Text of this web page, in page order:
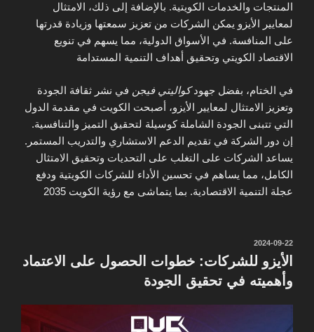
المنتجات والخدمات الكويتية. بالإضافة إلى ذلك، الامتثال
لمعايير الأيزو يمكن الشركات من تعزيز سمعتها وزيادة قدرتها
على المنافسة. في الأسواق الدولية، مما يسهم في تنويع
الاقتصاد الكويتي وتحقيق أهداف التنمية المستدامة
في الختام، بفضل جهودكواليتي فيجن في نشر ثقافة الجودة
وتعزيز الامتثال لمعايير الأيزو، أصبحت الكويت في مقدمة الدول
التي تتبنى الجودة الشاملة كوسيلة لتحقيق التميز والتنافسية.
إن دور الشركة في تقديم الدعم الاستشاري والتدريب المستمر.
يساعد الشركات على التغلب على التحديات وتحقيق الامتثال
الكامل، مما يساهم في تحسين الأداء للشركات الكويتية ودفع
عجلة التنمية الاقتصادية. بما يتماشى مع رؤية الكويت 2035
نُشر
في
2024-09-22
الأيزو للشركات: خطوات الحصول على الاعتماد
وأهميته في تحقيق الجودة